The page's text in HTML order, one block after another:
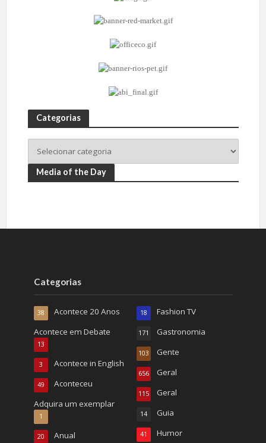
Categorias
Media of the Day
Categorias
Acontece 20 Anos
38
Acontece em Debate
13
Acontece in English
3
Aconteceu
49
Adquira um exemplar
1
Anual
20
Fashion TV
18
Gastronomia
171
Gente
103
Geral
656
Geral
115
Guia
14
Humor
41